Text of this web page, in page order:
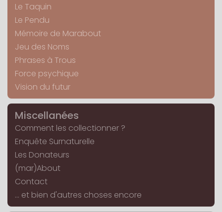
Le Taquin
Le Pendu
Mémoire de Marabout
Jeu des Noms
Phrases à Trous
Force psychique
Vision du futur
Miscellanées
Comment les collectionner ?
Enquête Surnaturelle
Les Donateurs
(mar)About
Contact
... et bien d'autres choses encore